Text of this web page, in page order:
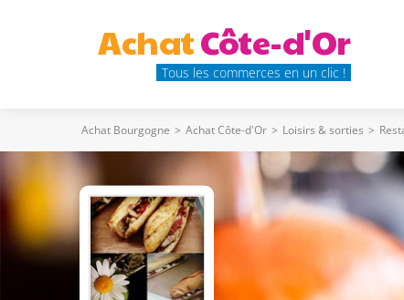
AchatCôte-d'Or
Tous les commerces en un clic !
Achat Bourgogne > Achat Côte-d'Or > Loisirs & sorties >